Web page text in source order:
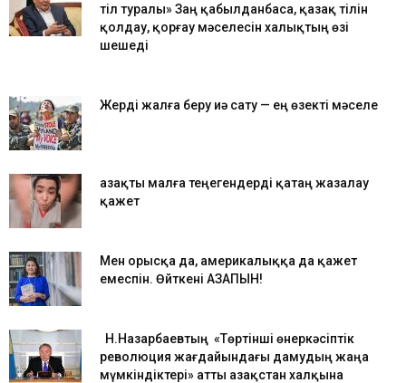
тіл туралы» Заң қабылданбаса, қазақ тілін
қолдау, қорғау мәселесін халықтың өзі
шешеді
Жерді жалға беру иә сату — ең өзекті мәселе
Қазақты малға теңегендерді қатаң жазалау
қажет
Мен орысқа да, америкалыққа да қажет
емеспін. Өйткені ҚАЗАҚПЫН!
Н.Назарбаевтың «Төртінші өнеркәсіптік
революция жағдайындағы дамудың жаңа
мүмкіндіктері» атты Қазақстан халқына